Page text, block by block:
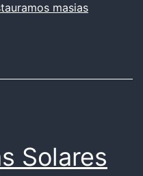
masias
Solares